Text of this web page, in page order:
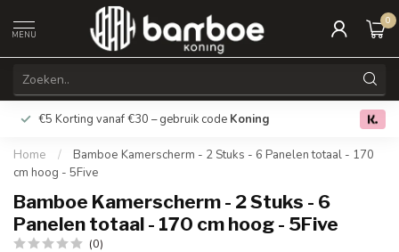
MENU
0
€5 Korting vanaf €30 – gebruik code Koning Gratis
Home /
Bamboe Kamerscherm - 2 Stuks - 6 Panelen totaal - 170
cm hoog - 5Five
Bamboe Kamerscherm - 2 Stuks - 6
Panelen totaal - 170 cm hoog - 5Five
(0)